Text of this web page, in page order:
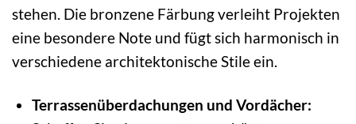
stehen. Die bronzene Färbung verleiht Projekten
eine besondere Note und fügt sich harmonisch in
verschiedene architektonische Stile ein.
Terrassenüberdachungen und Vordächer: